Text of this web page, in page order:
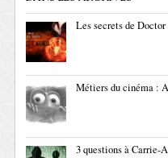
Les secrets de
Métiers du cinéma :
3 questions à Carrie-